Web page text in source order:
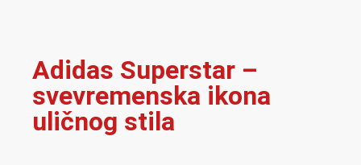
Adidas Superstar –
svevremenska ikona
uličnog stila